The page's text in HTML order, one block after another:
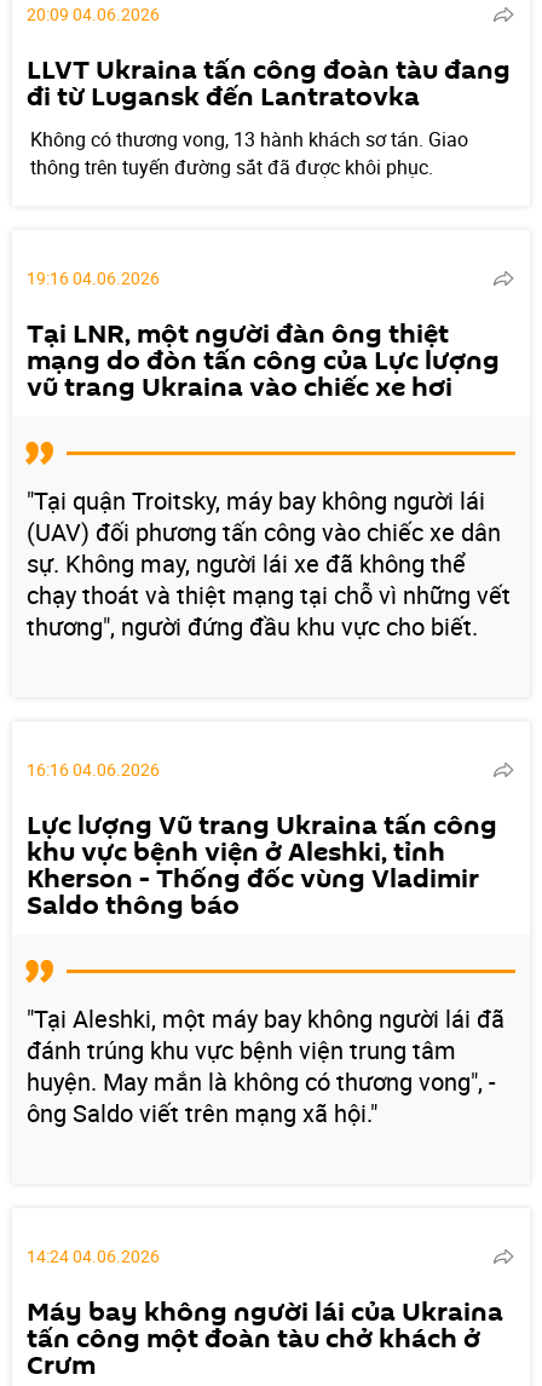
20:09 04.06.2026
LLVT Ukraina tấn công đoàn tàu đang
đi từ Lugansk đến Lantratovka
Không có thương vong, 13 hành khách sơ tán. Giao
thông trên tuyến đường sắt đã được khôi phục.
19:16 04.06.2026
Tại LNR, một người đàn ông thiệt
mạng do đòn tấn công của Lực lượng
vũ trang Ukraina vào chiếc xe hơi
"Tại quận Troitsky, máy bay không người lái
(UAV) đối phương tấn công vào chiếc xe dân
sự. Không may, người lái xe đã không thể
chạy thoát và thiệt mạng tại chỗ vì những vết
thương", người đứng đầu khu vực cho biết.
16:16 04.06.2026
Lực lượng Vũ trang Ukraina tấn công
khu vực bệnh viện ở Aleshki, tỉnh
Kherson - Thống đốc vùng Vladimir
Saldo thông báo
"Tại Aleshki, một máy bay không người lái đã
đánh trúng khu vực bệnh viện trung tâm
huyện. May mắn là không có thương vong", -
ông Saldo viết trên mạng xã hội."
14:24 04.06.2026
Máy bay không người lái của Ukraina
tấn công một đoàn tàu chở khách ở
Crưm